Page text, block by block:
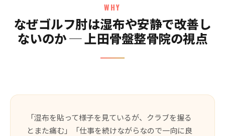
WHY
なぜゴルフ肘は湿布や安静で改善し
ないのか ─ 上田骨盤整骨院の視点
「湿布を貼って様子を見ているが、クラブを握る
とまた痛む」「仕事を続けながらなので一向に良